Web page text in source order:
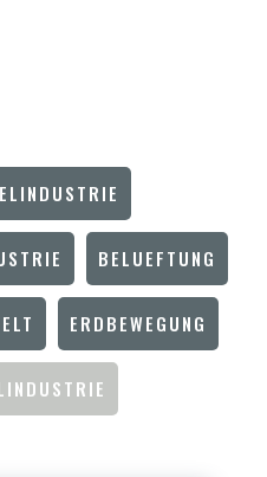
BELUEFTUNG
ERDBEWEGUNG